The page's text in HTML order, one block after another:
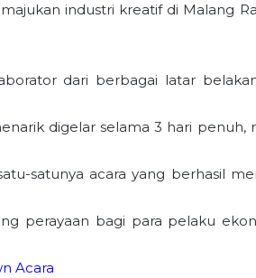
industri kreatif di Malang
dari berbagai latar
digelar selama 3 hari penuh,
satunya acara yang berhasil
perayaan bagi para pelaku
Acara